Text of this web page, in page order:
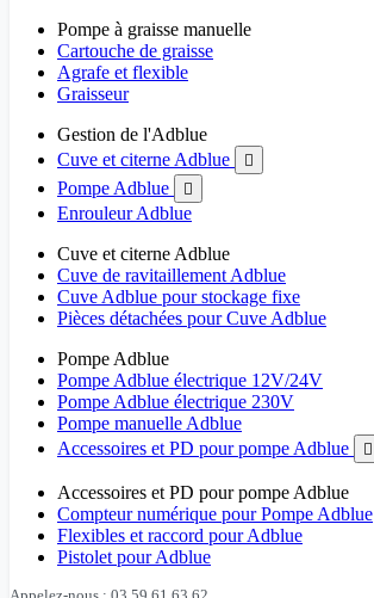
Pompe à graisse manuelle
Cartouche de graisse
Agrafe et flexible
Graisseur
Gestion de l'Adblue
Cuve et citerne Adblue

Pompe Adblue 
Enrouleur Adblue
Cuve et citerne Adblue
Cuve de ravitaillement Adblue
Cuve Adblue pour stockage fixe
Pièces détachées pour Cuve Adblue
Pompe Adblue
Pompe Adblue électrique 12V/24V
Pompe Adblue électrique 230V
Pompe manuelle Adblue
Accessoires et PD pour pompe Adblue

Accessoires et PD pour pompe Adblue
Compteur numérique pour Pompe Adblue
Flexibles et raccord pour Adblue
Pistolet pour Adblue